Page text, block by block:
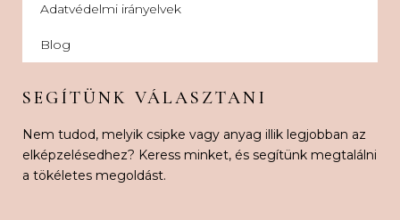
Adatvédelmi irányelvek
Blog
SEGÍTÜNK VÁLASZTANI
Nem tudod, melyik csipke vagy anyag illik legjobban az
elképzelésedhez? Keress minket, és segítünk megtalálni
a tökéletes megoldást.